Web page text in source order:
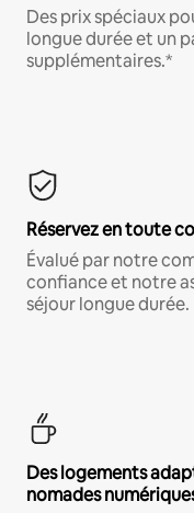
Des prix spéciaux
longue durée et un
supplémentaires.*
Réservez en toute
Évalué par notre
confiance et notre
séjour longue durée.
Des logements
nomades